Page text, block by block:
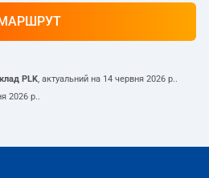
PLK, актуальний на 14 червня 2026 р..
2026 р..